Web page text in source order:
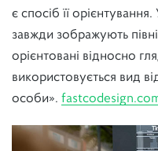
є спосіб її
завжди зображують
орієнтовані відносно
використовується вид
особи».